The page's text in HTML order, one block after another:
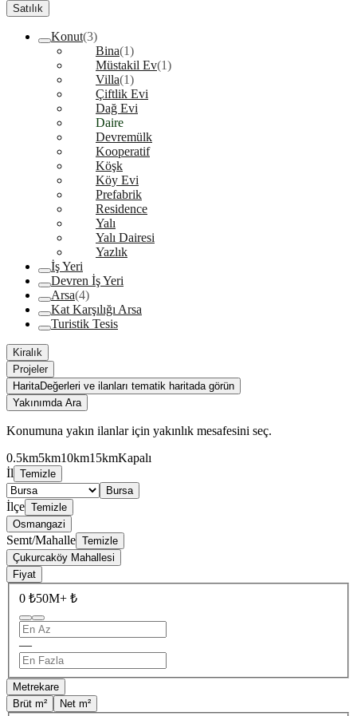
Satılık
Konut(3)
Bina(1)
Müstakil Ev(1)
Villa(1)
Çiftlik Evi
Dağ Evi
Daire
Devremülk
Kooperatif
Köşk
Köy Evi
Prefabrik
Residence
Yalı
Yalı Dairesi
Yazlık
İş Yeri
Devren İş Yeri
Arsa(4)
Kat Karşılığı Arsa
Turistik Tesis
Kiralık
Projeler
HaritaDeğerleri ve ilanları tematik haritada görün
Yakınımda Ara
Konumuna yakın ilanlar için yakınlık mesafesini seç.
0.5km5km10km15kmKapalı
İl Temizle
Bursa
İlçe Temizle
Osmangazi
Semt/Mahalle Temizle
Çukurcaköy Mahallesi
Fiyat
0 ₺50M+ ₺
—
Metrekare
Brüt m²
Net m²